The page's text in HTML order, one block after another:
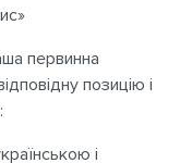
первинна
позицію і
і